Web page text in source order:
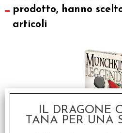
prodotto, hanno
articoli
IL DRAGONE
TANA PER UNA